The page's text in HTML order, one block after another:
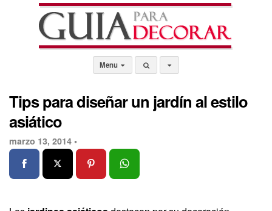
Menu
Tips para diseñar un jardín al estilo
asiático
marzo 13, 2014 •